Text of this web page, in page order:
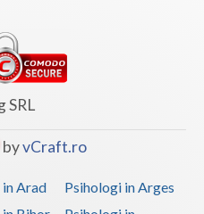
SRL
byvCraft.ro
Arad
Psihologi in Arges